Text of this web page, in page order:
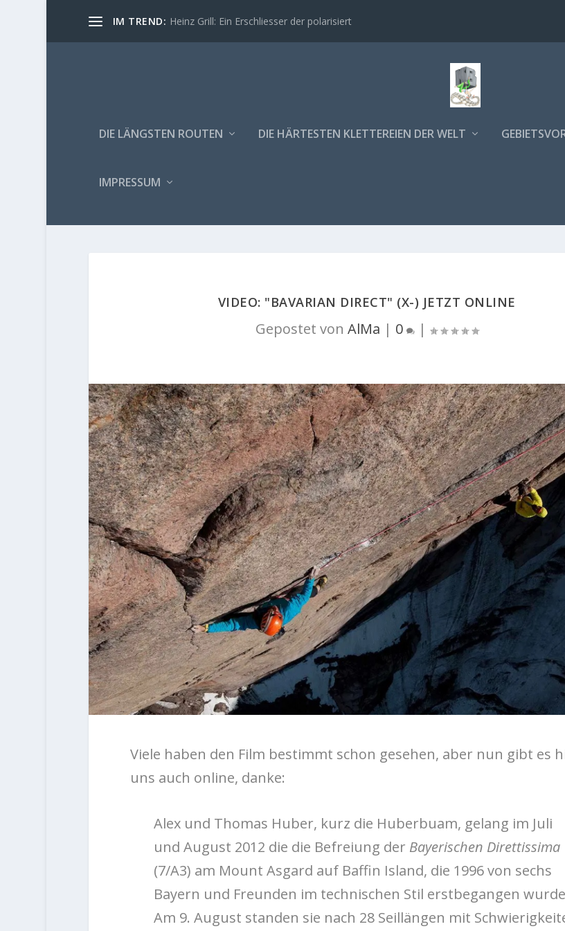
IM TREND: Heinz Grill: Ein Erschliesser der polarisiert
DIE LÄNGSTEN ROUTEN DIE HÄRTESTEN KLETTEREIEN DER WELT
IMPRESSUM
VIDEO: "BAVARIAN DIRECT" (X-) JETZT ONLINE
Gepostet von AlMa | 0 |
Viele haben den Film bestimmt schon gesehen, aber nun gibt es
uns auch online, danke:
Alex und Thomas Huber, kurz die Huberbuam, gelang im Juli
und August 2012 die die Befreiung der Bayerischen Direttissima
(7/A3) am Mount Asgard auf Baffin Island, die 1996 von sechs
Bayern und Freunden im technischen Stil erstbegangen
Am 9. August standen sie nach 28 Seillängen mit